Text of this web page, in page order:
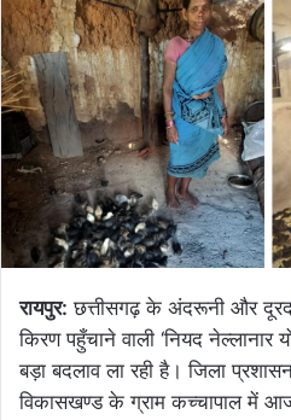
रायपुर: छत्तीसगढ़ के अंदरूनी और
किरण पहुँचाने वाली ‘नियद नेल्लानार
बड़ा बदलाव ला रही है। जिला
विकासखण्ड के ग्राम कच्चापाल में